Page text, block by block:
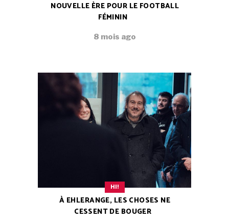
NOUVELLE ÈRE POUR LE FOOTBALL
FÉMININ
8 mois ago
HI!
À EHLERANGE, LES CHOSES NE
CESSENT DE BOUGER